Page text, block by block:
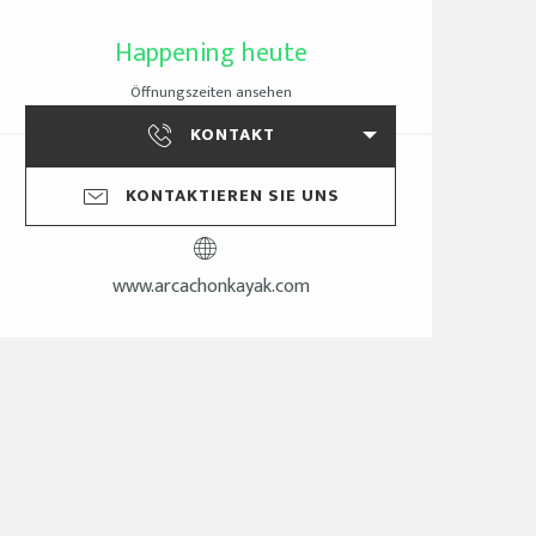
&
Happening heute
Öffnungszeiten ansehen
KONTAKT
KONTAKTIEREN SIE UNS
www.arcachonkayak.com